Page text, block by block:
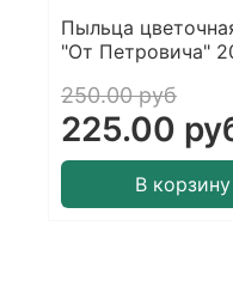
Пыльца
"От Петровича"
250.00 руб
225.00
В корзину